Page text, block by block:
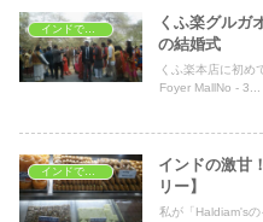
くふ楽グルガ
の結婚式
くふ楽本店に初め
Foyer MallNo - 3...
インドの激甘
リー】
私が「Haldiam's